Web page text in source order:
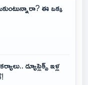
ఈ ఒక్క
డ్యూప్లెక్స్ ఇళ్ల